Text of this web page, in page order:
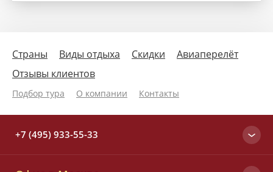
Страны Виды отдыха Скидки
Авиаперелёт
Отзывы клиентов
Подбор тура О компании Контакты
+7 (495) 933-55-33